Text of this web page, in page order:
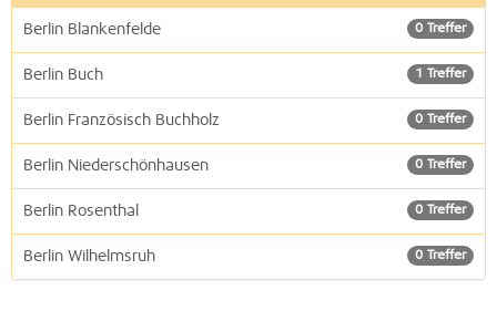
0 Treffer
Berlin Blankenfelde
1 Treffer
Berlin Buch
0 Treffer
Berlin Französisch Buchholz
0 Treffer
Berlin Niederschönhausen
0 Treffer
Berlin Rosenthal
0 Treffer
Berlin Wilhelmsruh